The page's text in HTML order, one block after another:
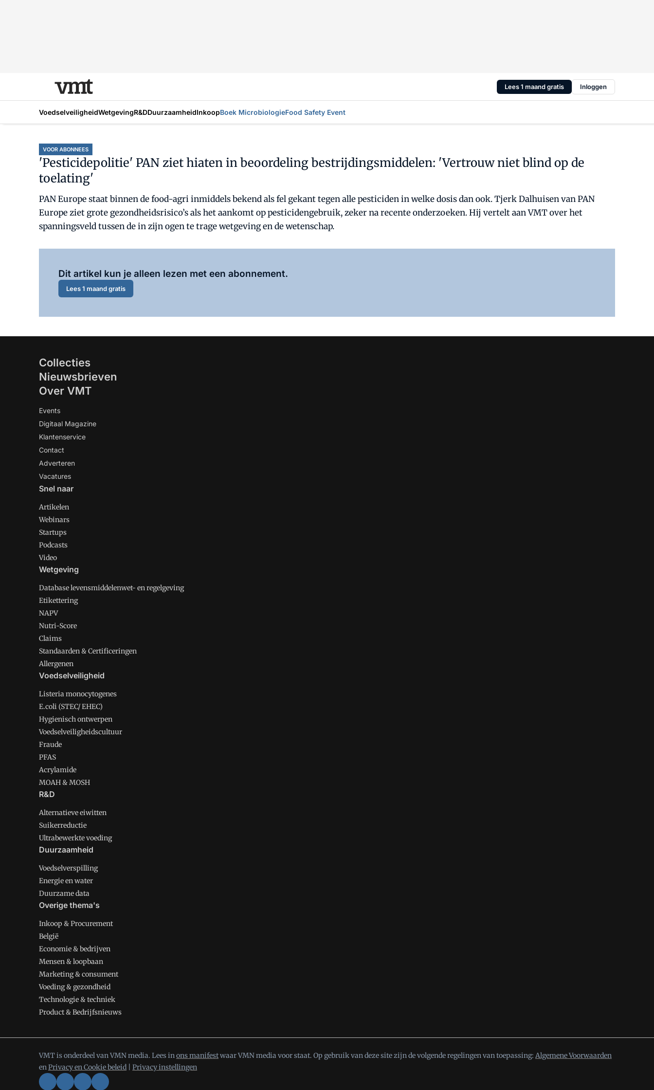
Lees 1 maand gratis Inloggen
VoedselveiligheidWetgevingR&DDuurzaamheidInkoopBoek MicrobiologieFood Safety Event
VOOR ABONNEES
'Pesticidepolitie' PAN ziet hiaten in beoordeling bestrijdingsmiddelen: 'Vertrouw niet blind op de
toelating'
PAN Europe staat binnen de food-agri inmiddels bekend als fel gekant tegen alle pesticiden in welke dosis dan ook. Tjerk Dalhuisen van PAN
Europe ziet grote gezondheidsrisico’s als het aankomt op pesticidengebruik, zeker na recente onderzoeken. Hij vertelt aan VMT over het
spanningsveld tussen de in zijn ogen te trage wetgeving en de wetenschap.
Dit artikel kun je alleen lezen met een abonnement.
Lees 1 maand gratis
Collecties
Nieuwsbrieven
Over VMT
Events
Digitaal Magazine
Klantenservice
Contact
Adverteren
Vacatures
Snel naar
Artikelen
Webinars
Startups
Podcasts
Video
Wetgeving
Database levensmiddelenwet- en regelgeving
Etikettering
NAPV
Nutri-Score
Claims
Standaarden & Certificeringen
Allergenen
Voedselveiligheid
Listeria monocytogenes
E.coli (STEC/ EHEC)
Hygienisch ontwerpen
Voedselveiligheidscultuur
Fraude
PFAS
Acrylamide
MOAH & MOSH
R&D
Alternatieve eiwitten
Suikerreductie
Ultrabewerkte voeding
Duurzaamheid
Voedselverspilling
Energie en water
Duurzame data
Overige thema's
Inkoop & Procurement
België
Economie & bedrijven
Mensen & loopbaan
Marketing & consument
Voeding & gezondheid
Technologie & techniek
Product & Bedrijfsnieuws
VMT is onderdeel van VMN media. Lees inons manifestwaar VMN media voor staat. Op gebruik van deze site zijn de volgende regelingen van toepassing: Algemene Voorwaarden
enPrivacy en Cookie beleid Privacy instellingen